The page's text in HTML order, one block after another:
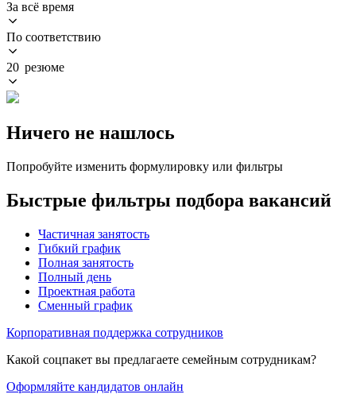
За всё время
По соответствию
20 резюме
Ничего не нашлось
Попробуйте изменить формулировку или фильтры
Быстрые фильтры подбора вакансий
Частичная занятость
Гибкий график
Полная занятость
Полный день
Проектная работа
Сменный график
Корпоративная поддержка сотрудников
Какой соцпакет вы предлагаете семейным сотрудникам?
Оформляйте кандидатов онлайн